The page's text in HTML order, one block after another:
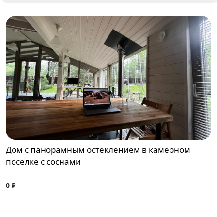
Дом с панорамным остеклением в камерном
поселке с соснами
0 ₽